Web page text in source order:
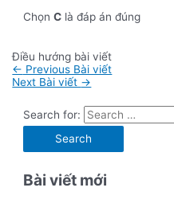
ChọnC là đáp án đúng
Điều hướng bài viết
← Previous Bài viết
Next Bài viết →
Search for:
Bài viết mới